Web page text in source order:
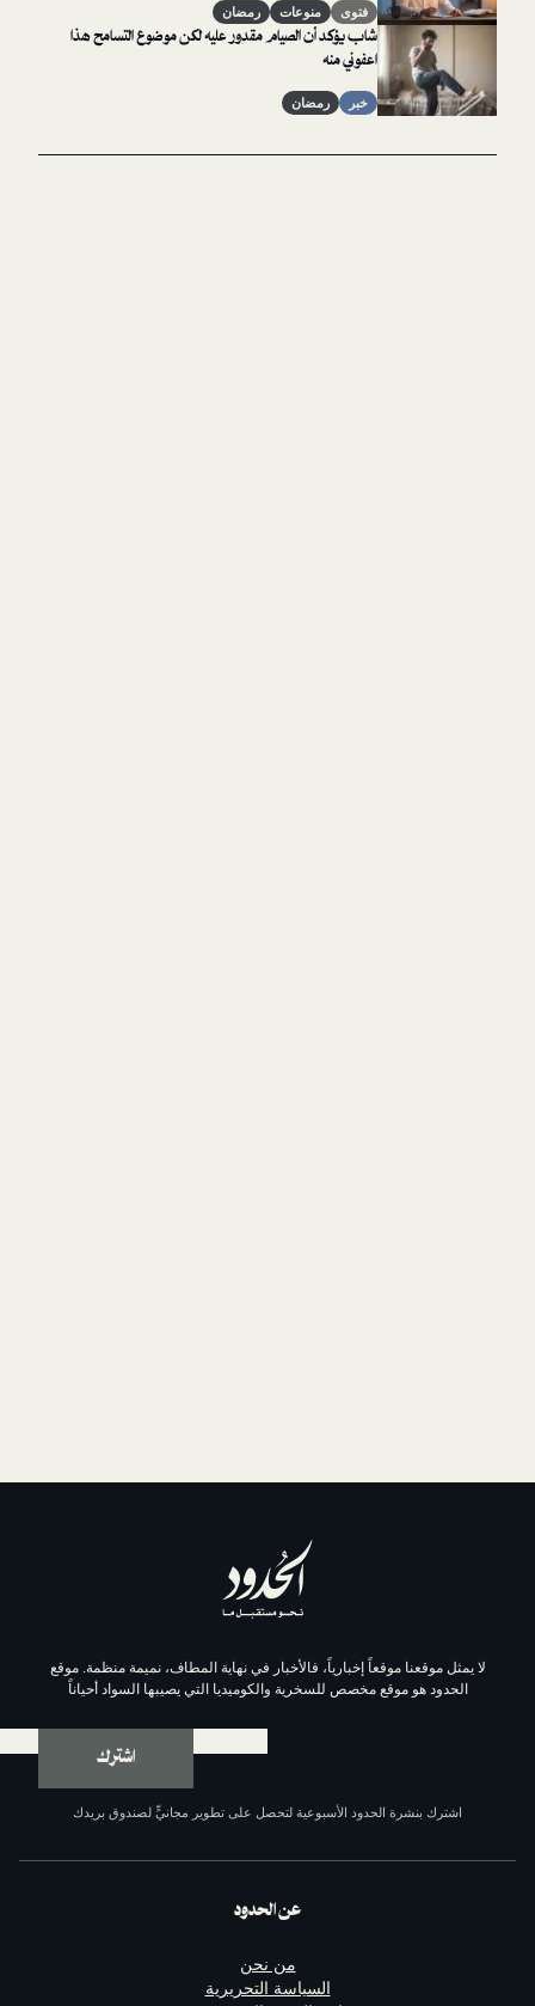
فتوى منوعات رمضان
شاب يؤكد أن الصيام مقدور عليه لكن موضوع التسامح هذا
خبر رمضان
موقعاً إخبارياً، فالأخبار في نهاية المطاف، نميمة منظمة. موقع
مخصص للسخرية والكوميديا التي يصيبها السواد أحياناً
اشترك
الحدود الأسبوعية لتحصل على تطوير مجانيٍّ لصندوق بريدك